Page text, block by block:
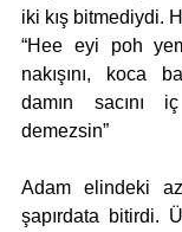
iki kış bitmediydi.
“Hee eyi poh
nakışını, koca
damın sacını
demezsin”
Adam elindeki
şapırdata bitirdi.